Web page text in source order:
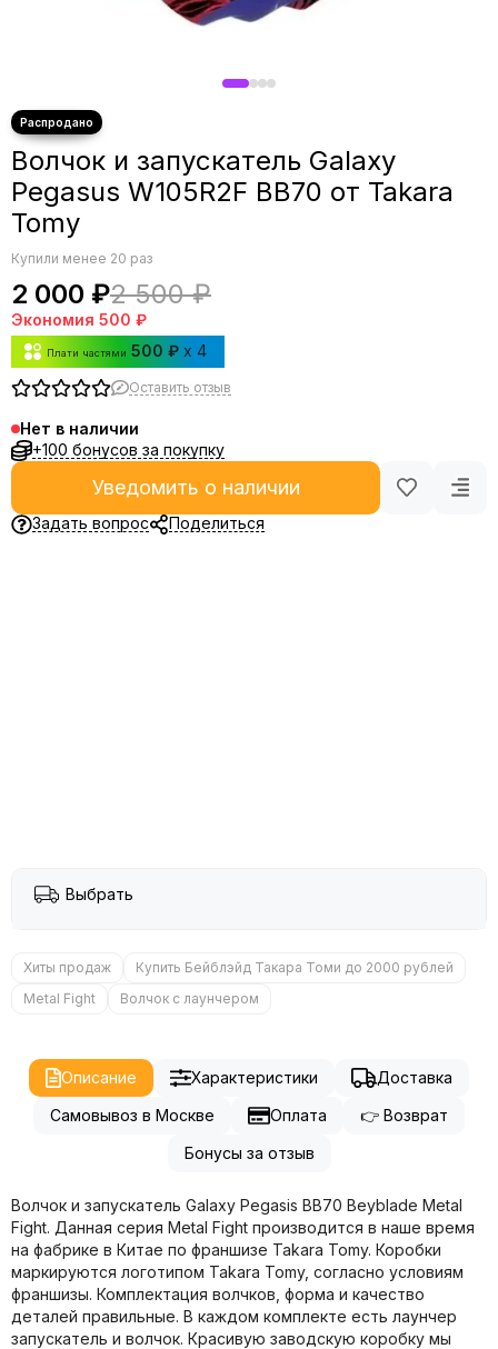
Волчок и запускатель Galaxy
Pegasus W105R2F BB70 от Takara
Tomy
Купили менее 20 раз
2 000 ₽2 500 ₽
Экономия 500 ₽
Плати частями 500 ₽ x 4
Оставить отзыв
Нет в наличии
+100 бонусов за покупку
Уведомить о наличии
Задать вопрос Поделиться
Выбрать
Хиты продаж
Купить Бейблэйд Такара Томи до 2000 рублей
Metal Fight
Волчок с лаунчером
Описание Характеристики
Доставка
Самовывоз в Москве
Оплата
👉 Возврат
Бонусы за отзыв
Волчок и запускатель Galaxy Pegasis BB70 Beyblade Metal
Fight. Данная серия Metal Fight производится в наше время
на фабрике в Китае по франшизе Takara Tomy. Коробки
маркируются логотипом Takara Tomy, согласно условиям
франшизы. Комплектация волчков, форма и качество
деталей правильные. В каждом комплекте есть лаунчер
запускатель и волчок. Красивую заводскую коробку мы